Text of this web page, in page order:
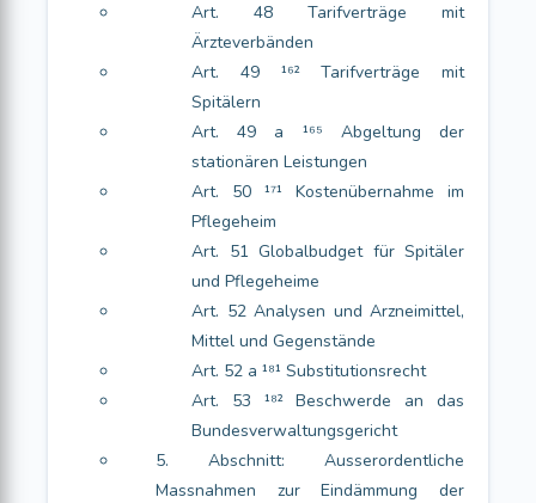
Art. 48 Tarifverträge mit
Ärzteverbänden
Art. 49 ¹⁶² Tarifverträge mit
Spitälern
Art. 49 a ¹⁶⁵ Abgeltung der
stationären Leistungen
Art. 50 ¹⁷¹ Kostenübernahme im
Pflegeheim
Art. 51 Globalbudget für Spitäler
und Pflegeheime
Art. 52 Analysen und Arzneimittel,
Mittel und Gegenstände
Art. 52 a ¹⁸¹ Substitutionsrecht
Art. 53 ¹⁸² Beschwerde an das
Bundesverwaltungsgericht
5. Abschnitt: Ausserordentliche
Massnahmen zur Eindämmung der